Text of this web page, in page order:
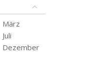
März
Juli
Dezember